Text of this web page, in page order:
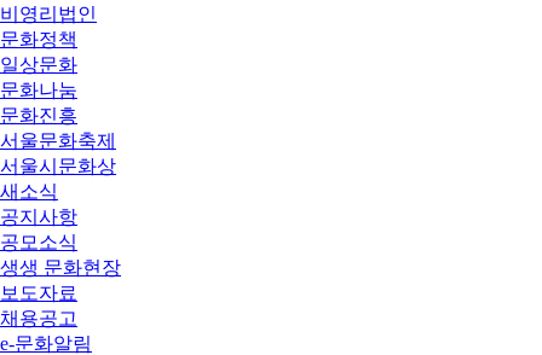
비영리법인
문화정책
일상문화
문화나눔
문화진흥
서울문화축제
서울시문화상
새소식
공지사항
공모소식
생생 문화현장
보도자료
채용공고
e-문화알림